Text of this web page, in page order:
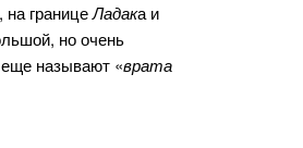
, на границеЛадака и
но очень
называют «врата